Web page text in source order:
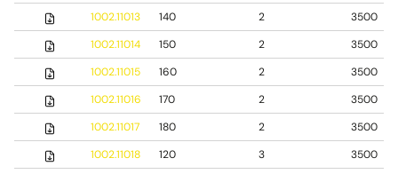
1002.11013
140 2
3500
1002.11014
150 2
3500
1002.11015
160 2
3500
1002.11016
170 2
3500
1002.11017
180 2
3500
1002.11018
120 3
3500